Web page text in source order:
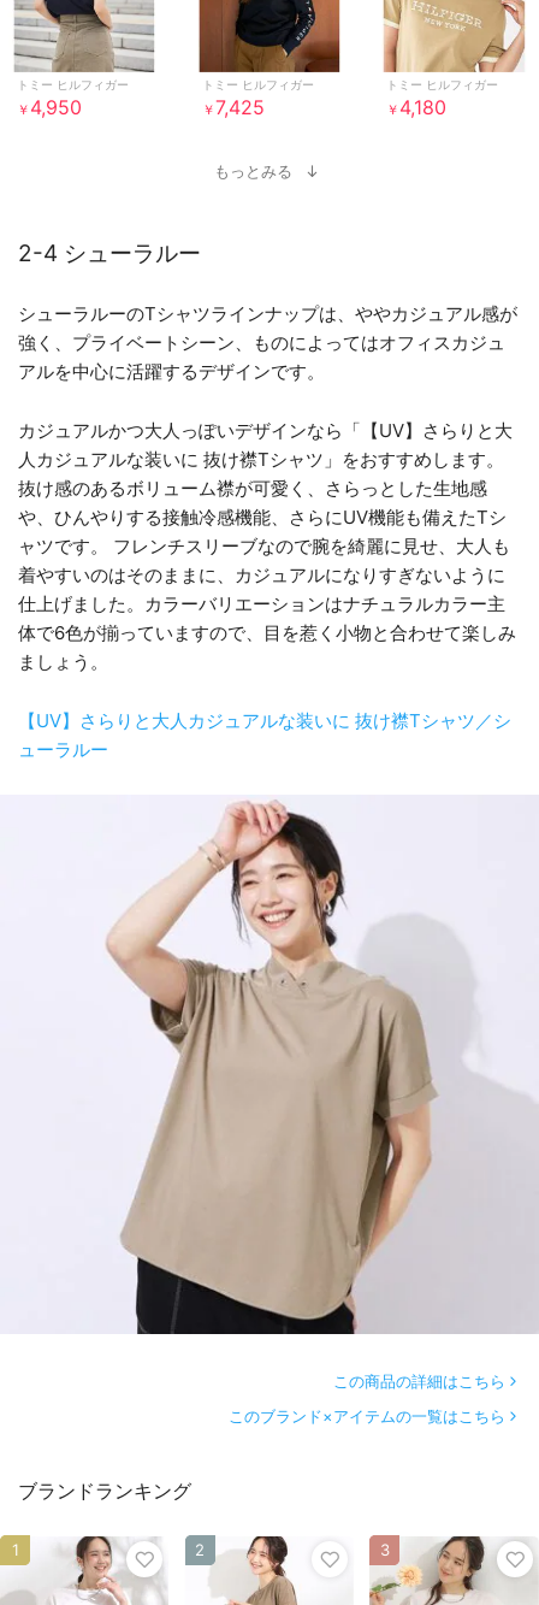
トミー ヒルフィガー
￥ 4,950
トミー ヒルフィガー
￥7,425
トミー ヒルフィガー
￥ 4,180
もっとみる
2-4 シューラルー
シューラルーのTシャツラインナップは、ややカジュアル感が
強く、プライベートシーン、ものによってはオフィスカジュ
アルを中心に活躍するデザインです。
カジュアルかつ大人っぽいデザインなら「【UV】さらりと大
人カジュアルな装いに 抜け襟Tシャツ」をおすすめします。
抜け感のあるボリューム襟が可愛く、さらっとした生地感
や、ひんやりする接触冷感機能、さらにUV機能も備えたTシ
ャツです。 フレンチスリーブなので腕を綺麗に見せ、大人も
着やすいのはそのままに、カジュアルになりすぎないように
仕上げました。カラーバリエーションはナチュラルカラー主
体で6色が揃っていますので、目を惹く小物と合わせて楽しみ
ましょう。
【UV】さらりと大人カジュアルな装いに 抜け襟Tシャツ／シ
ューラルー
この商品の詳細はこちら
このブランド×アイテムの一覧はこちら
ブランドランキング
1 2 3